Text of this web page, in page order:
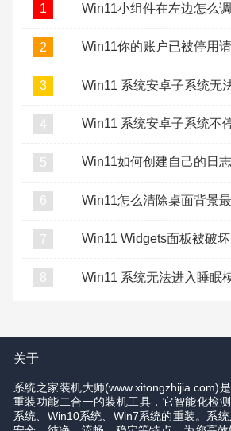
1 Win11小组件在左边怎么
2
3 Win11 系统安卓子系统无
4 Win11 系统安卓子系统不
5 Win11如何创建自己的日
6
7 Win11 Widgets面板被破
8 Win11 系统无法进入睡眠
关于
系统之家装机大师(www.xitongzhijia.com)
重装功能二合一的装机工具，它智能化检
系统、Win10系统、Win7系统的重装。系